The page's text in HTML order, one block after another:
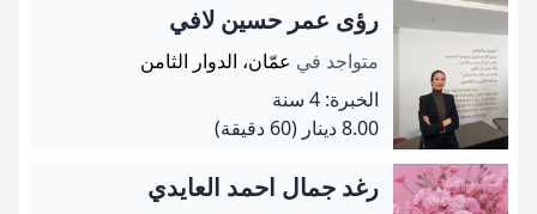
رؤى عمر حسين لافي
متواجد في عمّان، الدوار الثامن
الخبرة: 4 سنة
8.00 دينار
(60 دقيقة)
رغد جمال احمد العايدي